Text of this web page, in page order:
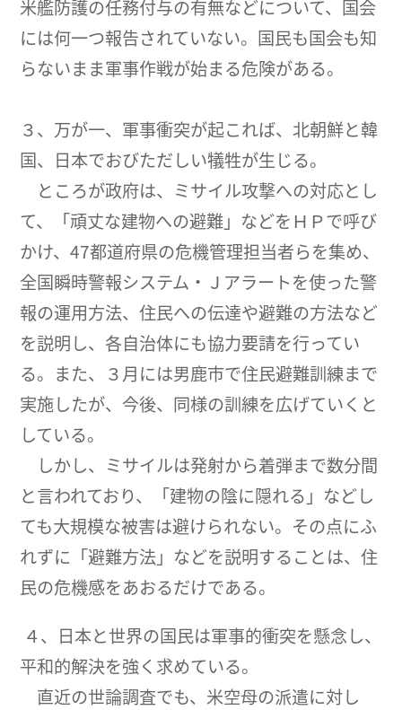
米艦防護の任務付与の有無などについて、国会
には何一つ報告されていない。国民も国会も知
らないまま軍事作戦が始まる危険がある。
３、万が一、軍事衝突が起これば、北朝鮮と韓
国、日本でおびただしい犠牲が生じる。
ところが政府は、ミサイル攻撃への対応とし
て、「頑丈な建物への避難」などをＨＰで呼び
かけ、47都道府県の危機管理担当者らを集め、
全国瞬時警報システム・Ｊアラートを使った警
報の運用方法、住民への伝達や避難の方法など
を説明し、各自治体にも協力要請を行ってい
る。また、３月には男鹿市で住民避難訓練まで
実施したが、今後、同様の訓練を広げていくと
している。
しかし、ミサイルは発射から着弾まで数分間
と言われており、「建物の陰に隠れる」などし
ても大規模な被害は避けられない。その点にふ
れずに「避難方法」などを説明することは、住
民の危機感をあおるだけである。
４、日本と世界の国民は軍事的衝突を懸念し、
平和的解決を強く求めている。
直近の世論調査でも、米空母の派遣に対し